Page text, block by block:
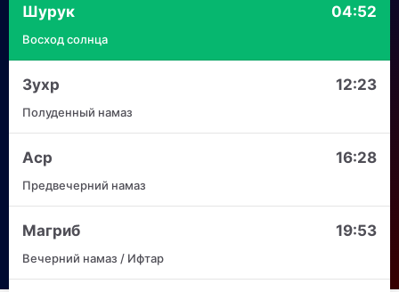
Шурук 04:52
Восход солнца
Зухр 12:23
Полуденный намаз
Аср 16:28
Предвечерний намаз
Магриб 19:53
Вечерний намаз / Ифтар